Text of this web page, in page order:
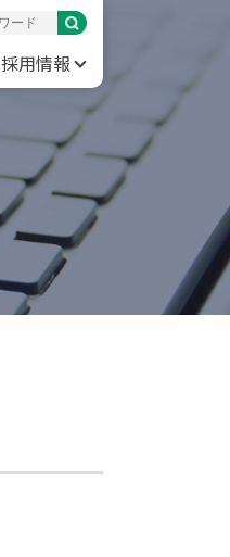
採用情報